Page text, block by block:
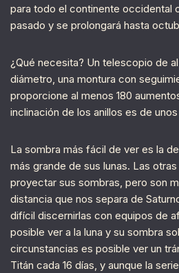
para todo el continente occidental
pasado y se prolongará hasta
¿Qué necesita? Un telescopio de
diámetro, una montura con
proporcione al menos 180
inclinación de los anillos es de
La sombra más fácil de ver es la
más grande de sus lunas. Las
proyectar sus sombras, pero son
distancia que nos separa de
difícil discernirlas con equipos de
posible ver a la luna y su sombra
circunstancias es posible ver un
Titán cada 16 días, y aunque la